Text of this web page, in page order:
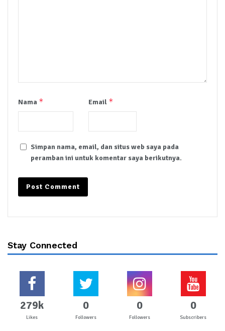
Nama * Email *
Simpan nama, email, dan situs web saya pada
peramban ini untuk komentar saya berikutnya.
Stay Connected
279k
Likes
0
Followers
0
Followers
0
Subscribers